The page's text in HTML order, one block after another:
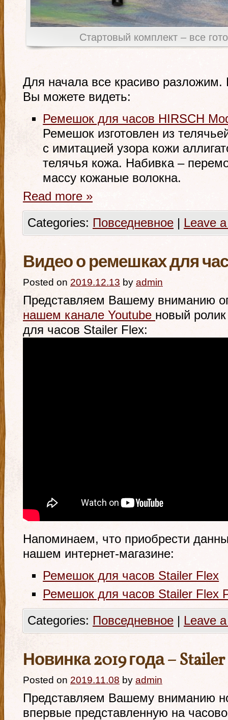
Стартовый комплект – все
Для начала все красиво
Вы можете видеть:
Ремешок для часов HIRSCH
Ремешок изготовлен из
с имитацией узора кожи
телячья кожа. Набивка –
массу кожаные волокна.
Read more »
Categories: Повседневное | Leave
Видео о ремешках для
Posted on 2019.12.13 by admin
Представляем Вашему вниманию
нашем канале Youtube новый
для часов Stailer Flex:
Напоминаем, что приобрести
нашем интернет-магазине:
Ремешок для часов Stailer Flex
Ремешок для часов Stailer Flex
Categories: Повседневное | Leave
Новинка 2019 года – Stailer
Posted on 2019.11.08 by admin
Представляем Вашему вниманию
впервые представленную на